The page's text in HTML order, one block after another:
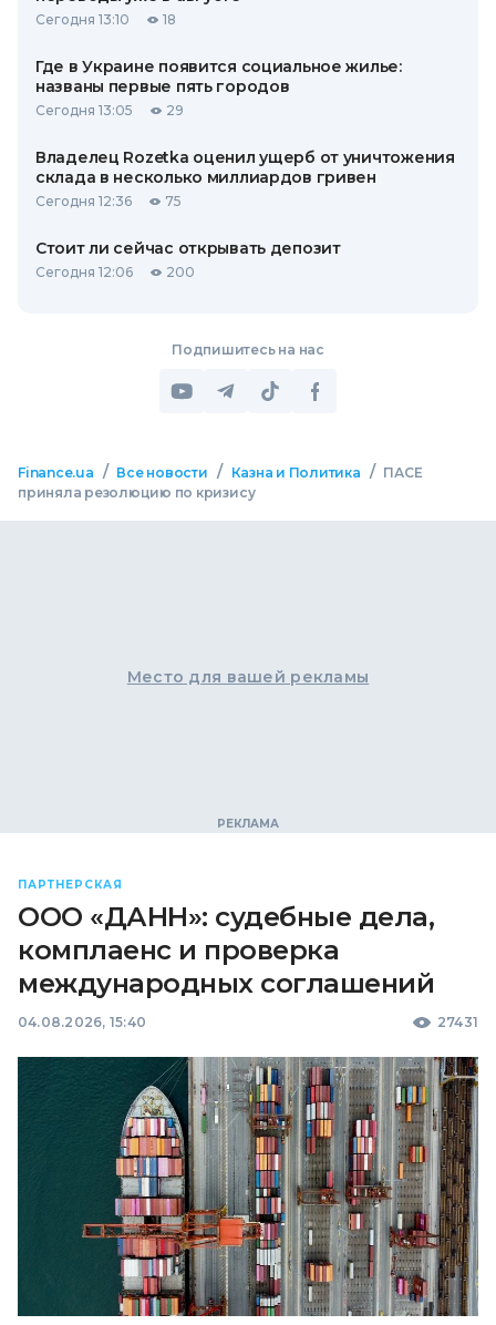
Сегодня 13:10 18
Где в Украине появится социальное жилье:
названы первые пять городов
Сегодня 13:05 29
Владелец Rozetka оценил ущерб от уничтожения
склада в несколько миллиардов гривен
Сегодня 12:36 75
Стоит ли сейчас открывать депозит
Сегодня 12:06 200
Подпишитесь на нас
Finance.ua / Все новости / Казна и Политика / ПАСЕ
приняла резолюцию по кризису
Место для вашей рекламы
ПАРТНЕРСКАЯ
ООО «ДАНН»: судебные дела,
комплаенс и проверка
международных соглашений
04.08.2026, 15:40 27431